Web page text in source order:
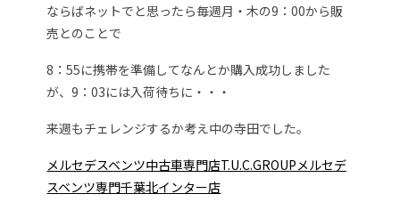
ならばネットでと思ったら毎週月・木の9：00から販
売とのことで
8：55に携帯を準備してなんとか購入成功しました
が、9：03には入荷待ちに・・・
来週もチェレンジするか考え中の寺田でした。
メルセデスベンツ中古車専門店T.U.C.GROUPメルセデ
スベンツ専門千葉北インター店